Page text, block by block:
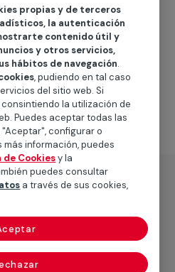
inmediatamente
las diferentes
ofrecerte para elservicio
frio, como por ejemplo el
necesarios, las
la mano de obra que hará
propias y de terceros
la autenticación
contenido útil y
y otros servicios,
hábitos de navegación.
, pudiendo en tal caso
del sitio web. Si
la utilización de
Puedes aceptar todas las
configurar o
información, puedes
de Cookiesy la
puedes consultar
a través de sus cookies,